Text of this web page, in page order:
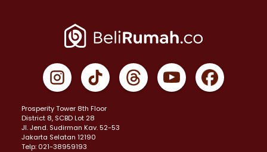
Prosperity Tower 8th Floor
District 8, SCBD Lot 28
JI. Jend. Sudirman Kav. 52-53
Jakarta Selatan 12190
Telp: 021-38959193